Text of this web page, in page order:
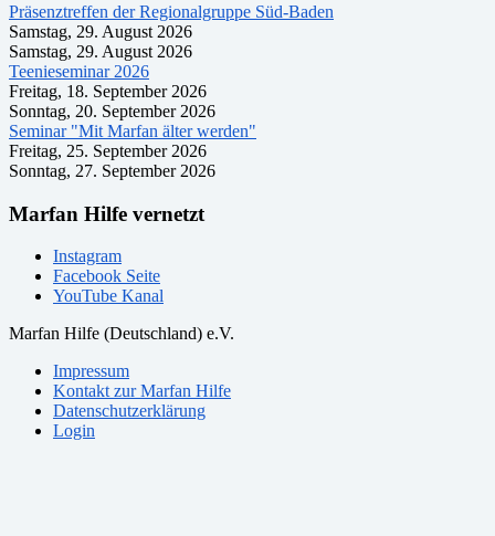
Präsenztreffen der Regionalgruppe Süd-Baden
Samstag, 29. August 2026
Samstag, 29. August 2026
Teenieseminar 2026
Freitag, 18. September 2026
Sonntag, 20. September 2026
Seminar "Mit Marfan älter werden"
Freitag, 25. September 2026
Sonntag, 27. September 2026
Marfan Hilfe vernetzt
Instagram
Facebook Seite
YouTube Kanal
Marfan Hilfe (Deutschland) e.V.
Impressum
Kontakt zur Marfan Hilfe
Datenschutzerklärung
Login